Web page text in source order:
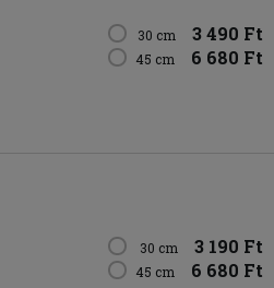
30 cm 3 490 Ft
45 cm 6 680 Ft
30 cm 3 190 Ft
45 cm 6 680 Ft